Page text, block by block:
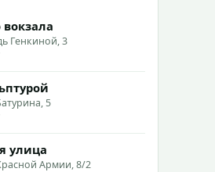
Генкиной, 3
5
улица
Армии, 8/2